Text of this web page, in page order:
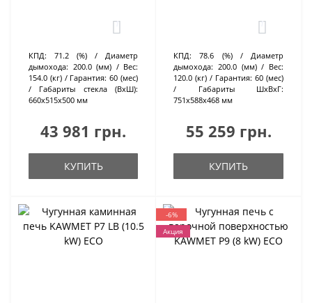
1
КПД: 71.2 (%)
Диаметр
дымохода: 200.0 (мм)
Вес:
154.0 (кг)
Гарантия: 60 (мес)
Габариты стекла (ВхШ):
660х515х500 мм
43 981 грн.
КУПИТЬ
1
КПД: 78.6 (%)
Диаметр
дымохода: 200.0 (мм)
Вес:
120.0 (кг)
Гарантия: 60 (мес)
Габариты ШхВхГ:
751х588х468 мм
55 259 грн.
КУПИТЬ
-6%
Акция